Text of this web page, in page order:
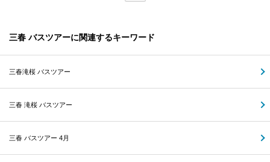
三春 バスツアーに関連するキーワード
三春滝桜 バスツアー
三春 滝桜 バスツアー
三春 バスツアー 4月